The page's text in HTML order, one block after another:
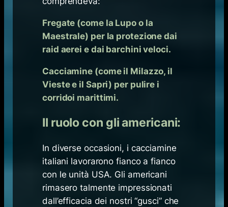
Fregate (come la Lupo o la
Maestrale) per la protezione dai
raid aerei e dai barchini veloci.
Cacciamine (come il Milazzo, il
Vieste e il Sapri) per pulire i
corridoi marittimi.
Il ruolo con gli americani:
In diverse occasioni, i cacciamine
italiani lavorarono fianco a fianco
con le unità USA. Gli americani
rimasero talmente impressionati
dall’efficacia dei nostri “gusci” che